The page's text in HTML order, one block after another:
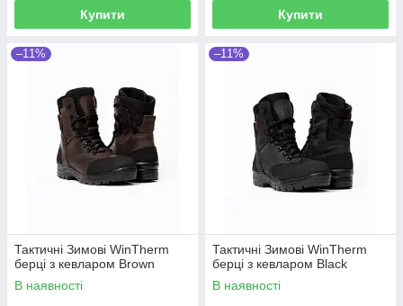
Купити Купити
–11%
Тактичні Зимові WinTherm
берці з кевларом Brown
В наявності
–11%
Тактичні Зимові WinTherm
берці з кевларом Black
В наявності